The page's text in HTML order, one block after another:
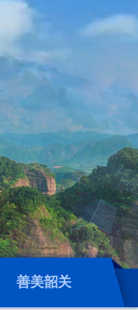
善美韶关